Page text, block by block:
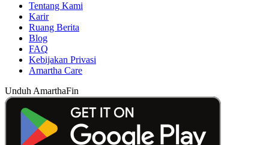
Tentang Kami
Karir
Ruang Berita
Blog
FAQ
Kebijakan Privasi
Amartha Care
Unduh AmarthaFin